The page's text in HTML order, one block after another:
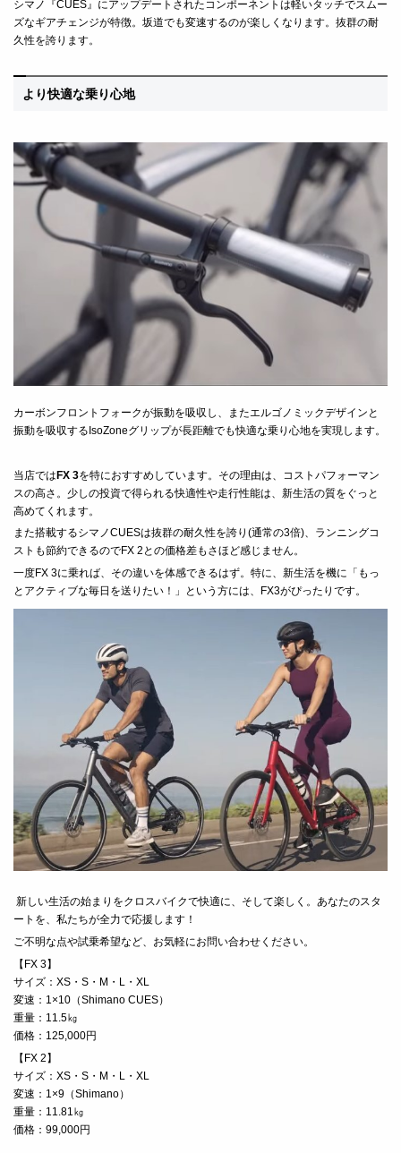
シマノ『CUES 』にアップデートされたコンポーネントは軽いタッチでスムー
ズなギアチェンジが特徴。坂道でも変速するのが楽しくなります。抜群の耐
久性を誇ります。
より快適な乗り心地
カーボンフロントフォークが振動を吸収し、またエルゴノミックデザインと
振動を吸収する IsoZoneグリップが長距離でも快適な乗り心地を実現します。
当店ではFX 3を特におすすめしています。その理由は、コストパフォーマン
スの高さ。少しの投資で得られる快適性や走行性能は、新生活の質をぐっと
高めてくれます。
また搭載するシマノCUESは抜群の耐久性を誇り (通常の3倍)、ランニングコ
ストも節約できるのでFX 2 との価格差もさほど感じません。
一度FX 3に乗れば、その違いを体感できるはず。特に、新生活を機に「もっ
とアクティブな毎日を送りたい！」という方には、
FX3がぴったりです。
新しい生活の始まりをクロスバイクで快適に、そして楽しく。あなたのスタ
ートを、私たちが全力で応援します！
ご不明な点や試乗希望など、お気軽にお問い合わせください。
【FX 3】
サイズ：XS・S・M・L・XL
変速：1×10（Shimano CUES）
重量：11.5㎏
価格：125,000円
【FX 2】
サイズ：XS・S・M・L・XL
変速：1×9（Shimano）
重量：11.81㎏
価格：99,000円